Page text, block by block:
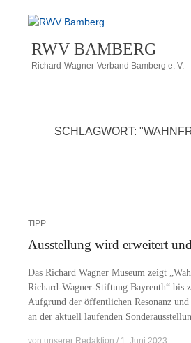
Zum
springen
RWV BAMBERG
Richard-Wagner-Verband Bamberg e. V.
SCHLAGWORT:
TIPP
Ausstellung wird erweitert
Das Ri­chard Wag­ner Mu­se­um zeigt
Ri­­chard-Wa­g­­ner-Stif­­tung Bay­reuth“ bis
Auf­grund der öf­fent­li­chen Re­so­nanz und
an der ak­tu­ell lau­fen­den
von unserer Redaktion 1. Juni 2023